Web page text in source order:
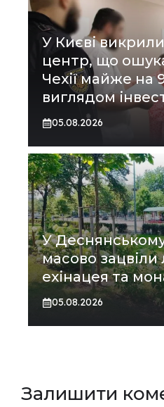
У Києві
центр, що
Чехії майже на
виглядом
05.08.2026
У
масово зацвіли
ехінацея та
05.08.2026
Залишити